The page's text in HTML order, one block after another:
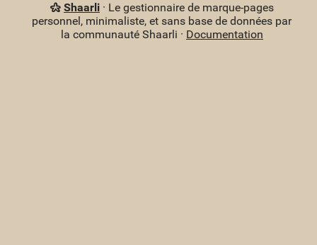
Shaarli· Le gestionnaire de marque-pages
personnel, minimaliste, et sans base de données par
la communauté Shaarli · Documentation